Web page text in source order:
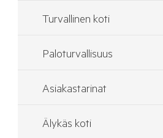
Turvallinen koti
Paloturvallisuus
Asiakastarinat
Älykäs koti